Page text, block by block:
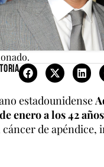
estadounidense
enero a los 42
de apéndice,